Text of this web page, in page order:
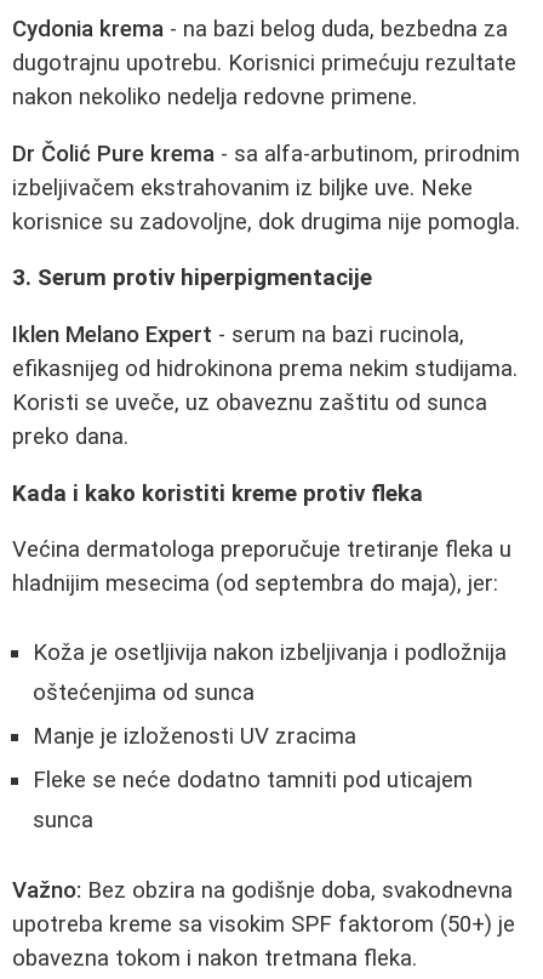
Cydonia krema - na bazi belog duda, bezbedna za
dugotrajnu upotrebu. Korisnici primećuju rezultate
nakon nekoliko nedelja redovne primene.
Dr Čolić Pure krema - sa alfa-arbutinom, prirodnim
izbeljivačem ekstrahovanim iz biljke uve. Neke
korisnice su zadovoljne, dok drugima nije pomogla.
3. Serum protiv hiperpigmentacije
Iklen Melano Expert - serum na bazi rucinola,
efikasnijeg od hidrokinona prema nekim studijama.
Koristi se uveče, uz obaveznu zaštitu od sunca
preko dana.
Kada i kako koristiti kreme protiv fleka
Većina dermatologa preporučuje tretiranje fleka u
hladnijim mesecima (od septembra do maja), jer:
Koža je osetljivija nakon izbeljivanja i podložnija
oštećenjima od sunca
Manje je izloženosti UV zracima
Fleke se neće dodatno tamniti pod uticajem
sunca
Važno: Bez obzira na godišnje doba, svakodnevna
upotreba kreme sa visokim SPF faktorom (50+) je
obavezna tokom i nakon tretmana fleka.